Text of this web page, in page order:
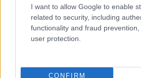
I want to allow Google to enable
related to security, including
functionality and fraud
user protection.
CONFIRM
volna ahhoz, hogy kettétörjön a
mindannyiszor teljes értékű
Interjú Windecker Józseffel, a Paks